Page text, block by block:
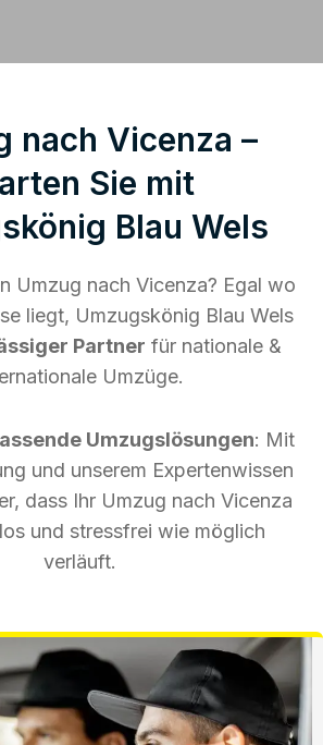
nach Vicenza –
Sie mit
Blau Wels
Umzug nach Vicenza? Egal wo
liegt, Umzugskönig Blau Wels
Partner für nationale &
Umzüge.
Umzugslösungen: Mit
und unserem Expertenwissen
dass Ihr Umzug nach Vicenza
und stressfrei wie möglich
verläuft.